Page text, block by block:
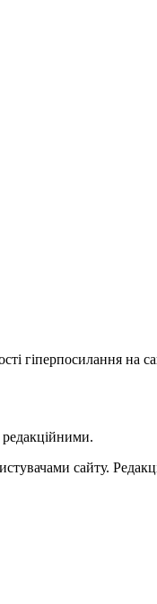
гіперпосилання на
редакційними.
сайту.